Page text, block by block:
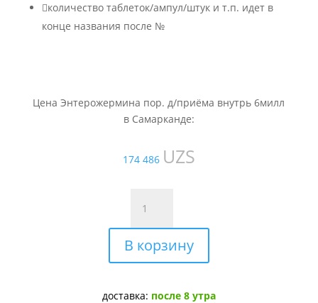
количество таблеток/ампул/штук и т.п. идет в
конце названия после №
Цена Энтерожермина пор. д/приёма внутрь 6милл
в Самарканде:
174 486 UZS
товара
Энтерожермина
пор.
д/
внутрь
В корзину
доставка: после 8 утра